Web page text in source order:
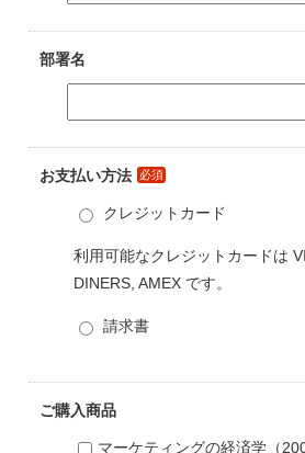
部署名
お支払い方法 必須
クレジットカード
利用可能なクレジットカードは
DINERS, AMEX です。
請求書
ご購入商品
マーケティングの経済学（